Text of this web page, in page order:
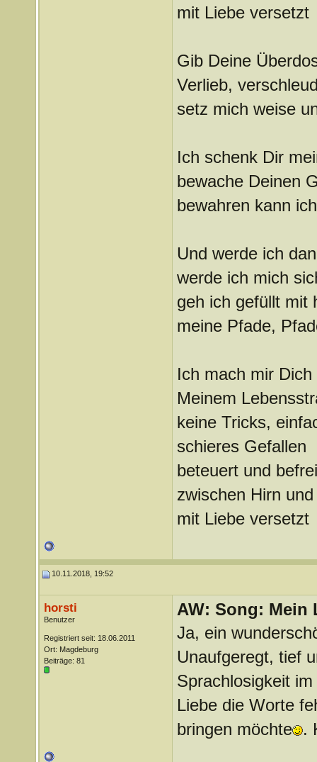
mit Liebe versetzt
Gib Deine
Verlieb,
setz mich weise
Ich schenk Dir
bewache Deinen
bewahren kann
Und werde ich
werde ich mich
geh ich gefüllt mit
meine Pfade,
Ich mach mir Dich
Meinem
keine Tricks,
schieres Gefallen
beteuert und
zwischen Hirn
mit Liebe versetzt
10.11.2018, 19:52
horsti
Benutzer
Registriert seit: 18.06.2011
Ort: Magdeburg
Beiträge: 81
AW: Song: Mein
Ja, ein
Unaufgeregt, tief
Sprachlosigkeit
Liebe die Worte
bringen möchte .